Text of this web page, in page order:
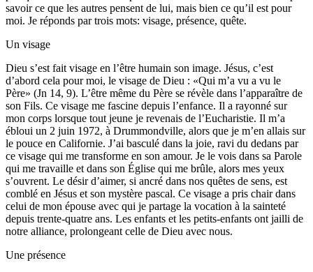
savoir ce que les autres pensent de lui, mais bien ce qu’il est pour
moi. Je réponds par trois mots: visage, présence, quête.
Un visage
Dieu s’est fait visage en l’être humain son image. Jésus, c’est
d’abord cela pour moi, le visage de Dieu : «Qui m’a vu a vu le
Père» (Jn 14, 9). L’être même du Père se révèle dans l’apparaître de
son Fils. Ce visage me fascine depuis l’enfance. Il a rayonné sur
mon corps lorsque tout jeune je revenais de l’Eucharistie. Il m’a
ébloui un 2 juin 1972, à Drummondville, alors que je m’en allais sur
le pouce en Californie. J’ai basculé dans la joie, ravi du dedans par
ce visage qui me transforme en son amour. Je le vois dans sa Parole
qui me travaille et dans son Église qui me brûle, alors mes yeux
s’ouvrent. Le désir d’aimer, si ancré dans nos quêtes de sens, est
comblé en Jésus et son mystère pascal. Ce visage a pris chair dans
celui de mon épouse avec qui je partage la vocation à la sainteté
depuis trente-quatre ans. Les enfants et les petits-enfants ont jailli de
notre alliance, prolongeant celle de Dieu avec nous.
Une présence